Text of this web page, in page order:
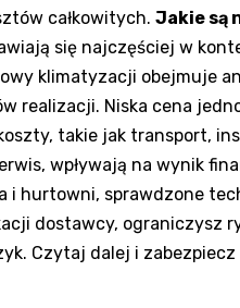
całkowitych.Jakie są
się najczęściej w
klimatyzacji obejmuje
realizacji. Niska cena
takie jak transport,
wpływają na wynik
i hurtowni, sprawdzone
dostawcy, ograniczysz
Czytaj dalej i